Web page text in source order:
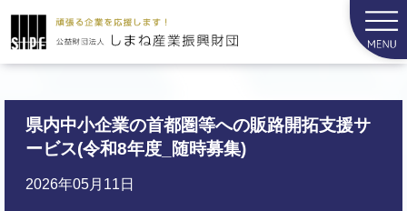
県内中小企業の首都圏等への販路開拓支援サ
ービス(令和8年度_随時募集)
2026年05月11日